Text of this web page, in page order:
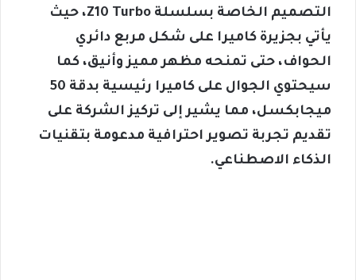
التصميم الخاصة بسلسلة Z10 Turbo، حيث
يأتي بجزيرة كاميرا على شكل مربع دائري
الحواف، حتى تمنحه مظهر مميز وأنيق، كما
سيحتوي الجوال على كاميرا رئيسية بدقة 50
ميجابكسل، مما يشير إلى تركيز الشركة على
تقديم تجربة تصوير احترافية مدعومة بتقنيات
الذكاء الاصطناعي.